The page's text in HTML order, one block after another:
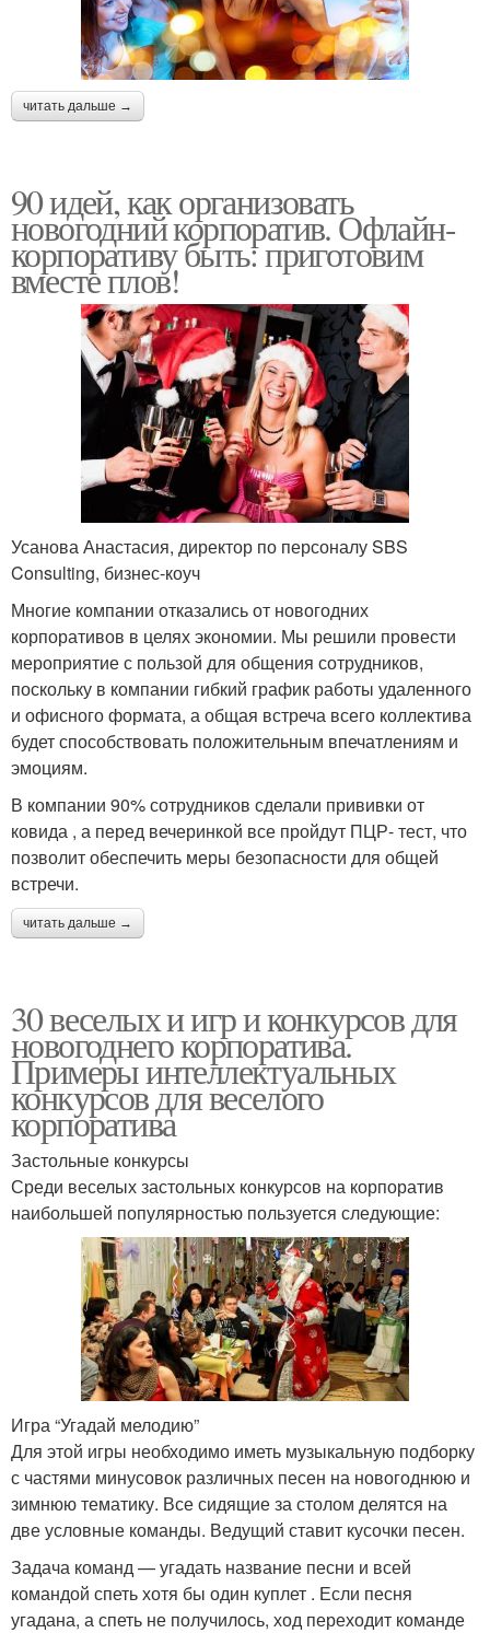
читать дальше →
90 идей, как организовать
новогодний корпоратив. Офлайн-
корпоративу быть: приготовим
вместе плов!
Усанова Анастасия, директор по персоналу SBS
Consulting, бизнес-коуч
Многие компании отказались от новогодних
корпоративов в целях экономии. Мы решили провести
мероприятие с пользой для общения сотрудников,
поскольку в компании гибкий график работы удаленного
и офисного формата, а общая встреча всего коллектива
будет способствовать положительным впечатлениям и
эмоциям.
В компании 90% сотрудников сделали прививки от
ковида , а перед вечеринкой все пройдут ПЦР- тест, что
позволит обеспечить меры безопасности для общей
встречи.
читать дальше →
30 веселых и игр и конкурсов для
новогоднего корпоратива.
Примеры интеллектуальных
конкурсов для веселого
корпоратива
Застольные конкурсы
Среди веселых застольных конкурсов на корпоратив
наибольшей популярностью пользуется следующие:
Игра “Угадай мелодию”
Для этой игры необходимо иметь музыкальную подборку
с частями минусовок различных песен на новогоднюю и
зимнюю тематику. Все сидящие за столом делятся на
две условные команды. Ведущий ставит кусочки песен.
Задача команд — угадать название песни и всей
командой спеть хотя бы один куплет . Если песня
угадана, а спеть не получилось, ход переходит команде